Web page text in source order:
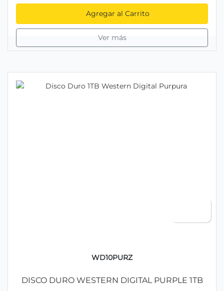
Agregar al Carrito
Ver más
WD10PURZ
DISCO DURO WESTERN DIGITAL PURPLE 1TB